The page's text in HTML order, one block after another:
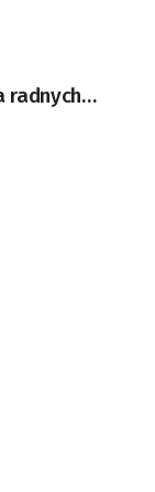
radnych